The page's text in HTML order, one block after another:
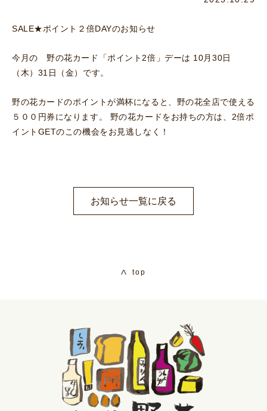
SALE★ポイント２倍DAYのお知らせ
今月の 野の花カード「ポイント2倍」デーは 10月30日
（木）31日（金）です。
野の花カードのポイントが満杯になると、野の花全店で使える
５００円券になります。 野の花カードをお持ちの方は、2倍ポ
イントGETのこの機会をお見逃しなく！
お知らせ一覧に戻る
top